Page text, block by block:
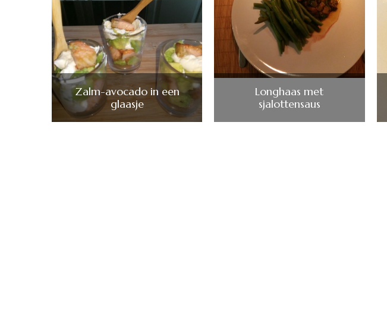
Zalm-avocado in een
glaasje
Longhaas met
sjalottensaus